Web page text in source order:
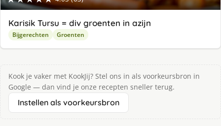
Karisik Tursu = div groenten in azijn
Bijgerechten Groenten
Kook je vaker met KookJij? Stel ons in als voorkeursbron in
Google — dan vind je onze recepten sneller terug.
Instellen als voorkeursbron